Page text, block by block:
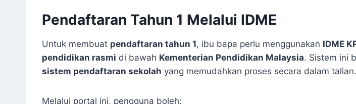
Pendaftaran Tahun 1 Melalui IDME
Untuk membuat pendaftaran tahun 1, ibu bapa perlu menggunakan IDME
pendidikan rasmi di bawah Kementerian Pendidikan Malaysia. Sistem ini
sistem pendaftaran sekolah yang memudahkan proses secara dalam talian.
Melalui portal ini, pengguna boleh: